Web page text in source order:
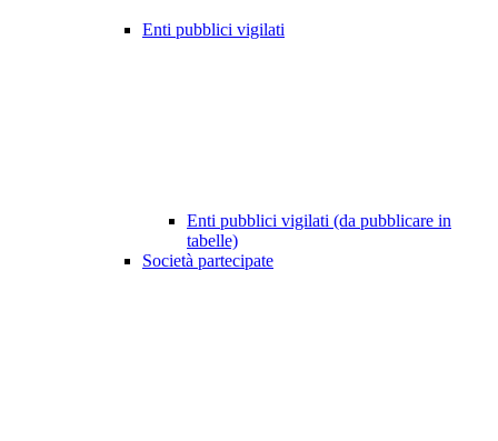
Enti pubblici vigilati
Enti pubblici vigilati (da pubblicare in
tabelle)
Società partecipate